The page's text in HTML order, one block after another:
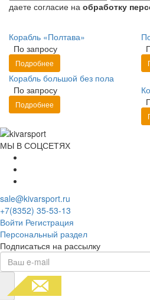
даете согласие на обработку
Корабль «Полтава»
По запросу
Подробнее
Корабль большой без пола
По запросу
Подробнее
МЫ В СОЦСЕТЯХ
sale@kivarsport.ru
+7(8352) 35-53-13
Войти Регистрация
Персональный раздел
Подписаться на рассылку